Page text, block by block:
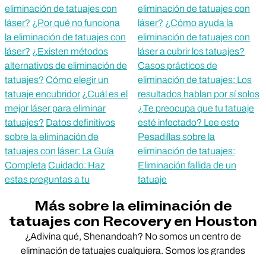
eliminación de tatuajes con
láser? ¿Por qué no funciona
la eliminación de tatuajes con
láser? ¿Existen métodos
alternativos de eliminación de
tatuajes? Cómo elegir un
tatuaje encubridor ¿Cuál es el
mejor láser para eliminar
tatuajes? Datos definitivos
sobre la eliminación de
tatuajes con láser: La Guía
Completa Cuidado: Haz
estas preguntas a tu
eliminación de tatuajes con
láser? ¿Cómo ayuda la
eliminación de tatuajes con
láser a cubrir los tatuajes?
Casos prácticos de
eliminación de tatuajes: Los
resultados hablan por sí solos
¿Te preocupa que tu tatuaje
esté infectado? Lee esto
Pesadillas sobre la
eliminación de tatuajes:
Eliminación fallida de un
tatuaje
Más sobre la eliminación de
tatuajes con Recovery en Houston
¿Adivina qué, Shenandoah? No somos un centro de
eliminación de tatuajes cualquiera. Somos los grandes